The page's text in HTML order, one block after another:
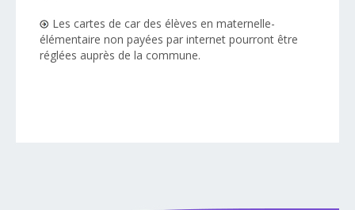
Les cartes de car des élèves en maternelle-
élémentaire non payées par internet pourront être
réglées auprès de la commune.